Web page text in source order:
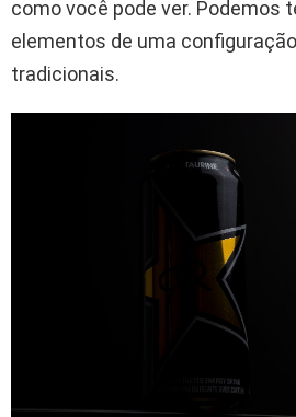
como você pode ver. Podemos
elementos de uma
tradicionais.